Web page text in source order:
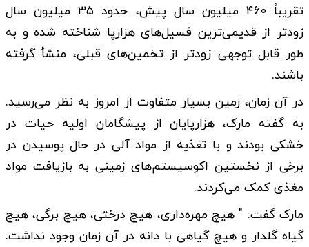
تقریباً ۴۶۰ میلیون سال پیش، حدود ۳۵ میلیون سال
زودتر از قدیمی‌ترین فسیل‌های هزارپا شناخته شده و به
طور قابل توجهی زودتر از تخمین‌های قبلی، منشأ گرفته
باشند.
در آن زمان، زمین بسیار متفاوت از امروز به نظر می‌رسید.
به گفته مارک، هزارپایان از پیشگامان اولیه حیات در
خشکی بودند و با تغذیه از مواد آلی در حال پوسیدن در
برخی از نخستین اکوسیستم‌های زمینی به بازیافت مواد
مغذی کمک می‌کردند.
مارک گفت: " هیچ مهره‌داری، هیچ درختی، هیچ برگی، هیچ
گیاه گلدار و هیچ گیاهی با دانه در آن زمان وجود نداشت.